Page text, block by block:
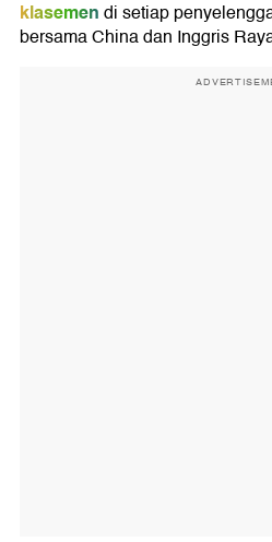
klasemendi setiap
bersama China dan Inggris